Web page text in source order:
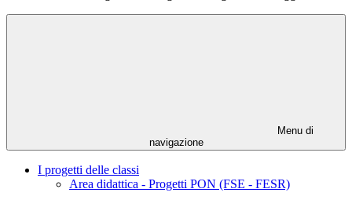
Menu di
navigazione
I progetti delle classi
Area didattica - Progetti PON (FSE - FESR)